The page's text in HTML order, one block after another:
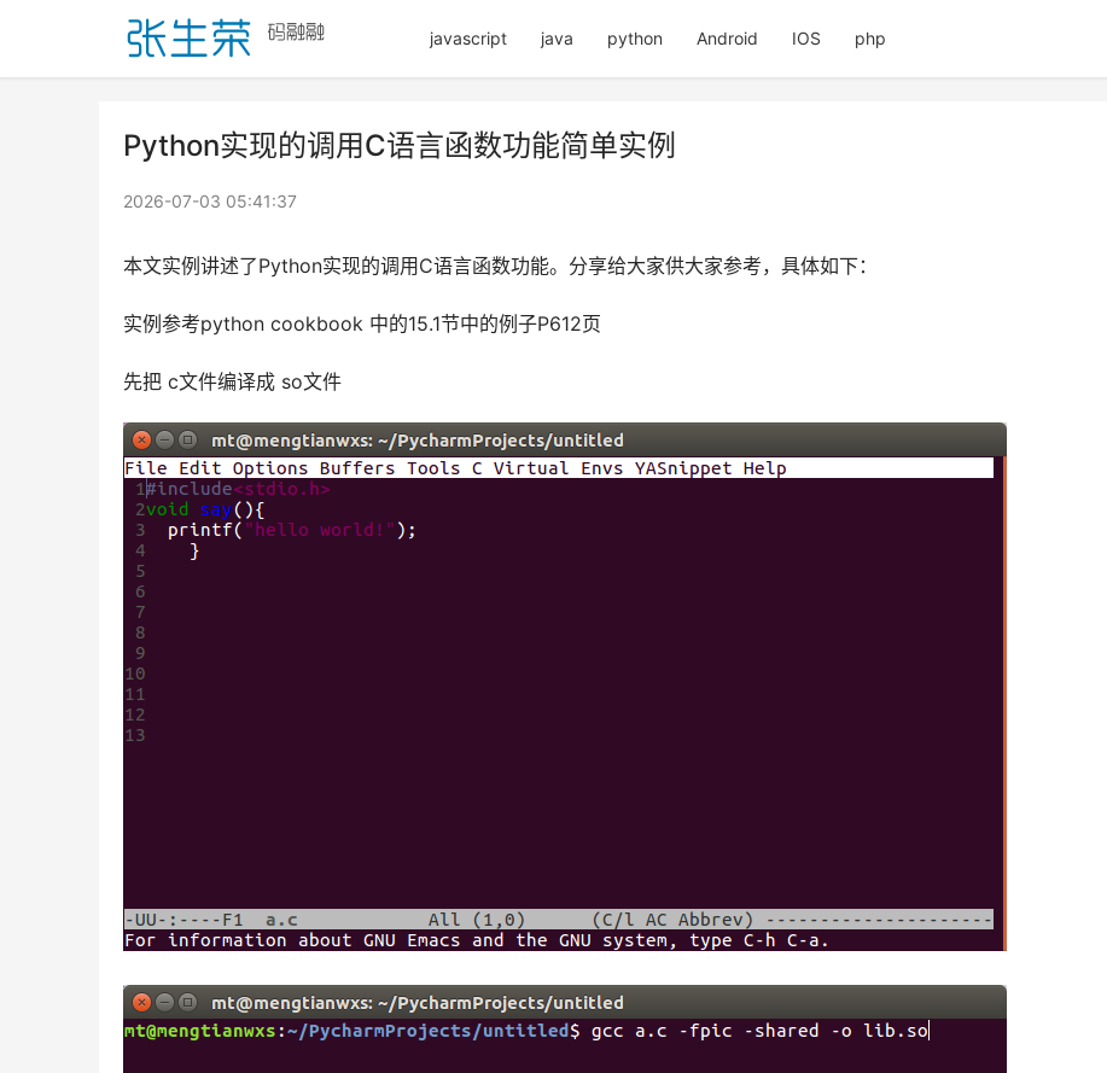
javascript java python Android IOS php
Python实现的调用C语言函数功能简单实例
2026-07-03 05:41:37
本文实例讲述了Python实现的调用C语言函数功能。分享给大家供大家参考，具体如下：
实例参考python cookbook 中的15.1节中的例子P612页
先把 c文件编译成 so文件